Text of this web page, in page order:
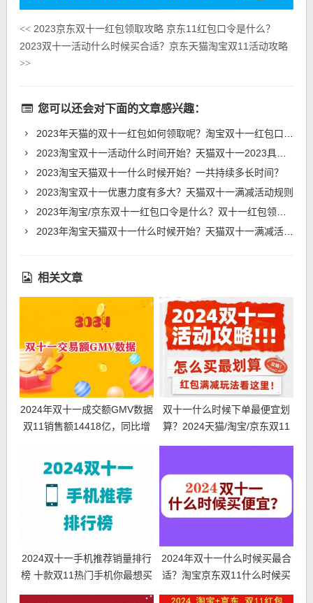
<<2023京东双十一红包领取攻略 京东11红包口令是什么？
2023双十一活动什么时候买合适？京东天猫淘宝双11活动攻略
>>
您可以还会对下面的文章感兴趣：
2023年天猫的双十一红包如何领取呢？淘宝双十一红包口令是什么？
2023淘宝双十一活动什么时间开始？天猫双十一2023具体时间安排
2023淘宝天猫双十一什么时候开始？一共持续多长时间？
2023淘宝双十一优惠力度有多大？天猫双十一满减活动规则
2023年淘宝/京东双十一红包口令是什么？双十一红包领取使用时间和入口
2023年淘宝天猫双十一什么时候开始？天猫双十一满减活动规则和优惠力度
相关文章
2024年双十一成交额GMV数据
双11销售额14418亿，同比增
双十一什么时候下单最便宜划
算？2024天猫/淘宝/京东双11
2024双十一手机推荐销量排行
榜 十款双11热门手机你最想买
2024年双十一什么时候买最合
适？淘宝京东双11什么时候买